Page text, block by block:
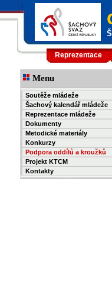
Reprezentace
Menu
Soutěže mládeže
Šachový kalendář mládeže
Reprezentace mládeže
Dokumenty
Metodické materiály
Konkurzy
Podpora oddílů a kroužků
Projekt KTCM
Kontakty